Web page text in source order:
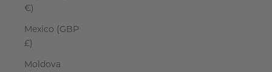
€)
Mexico (GBP
£)
Moldova